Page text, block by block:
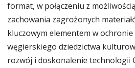
format, w połączeniu z
zachowania zagrożonych
kluczowym elementem w
węgierskiego dziedzictwa
rozwój i doskonalenie technologii